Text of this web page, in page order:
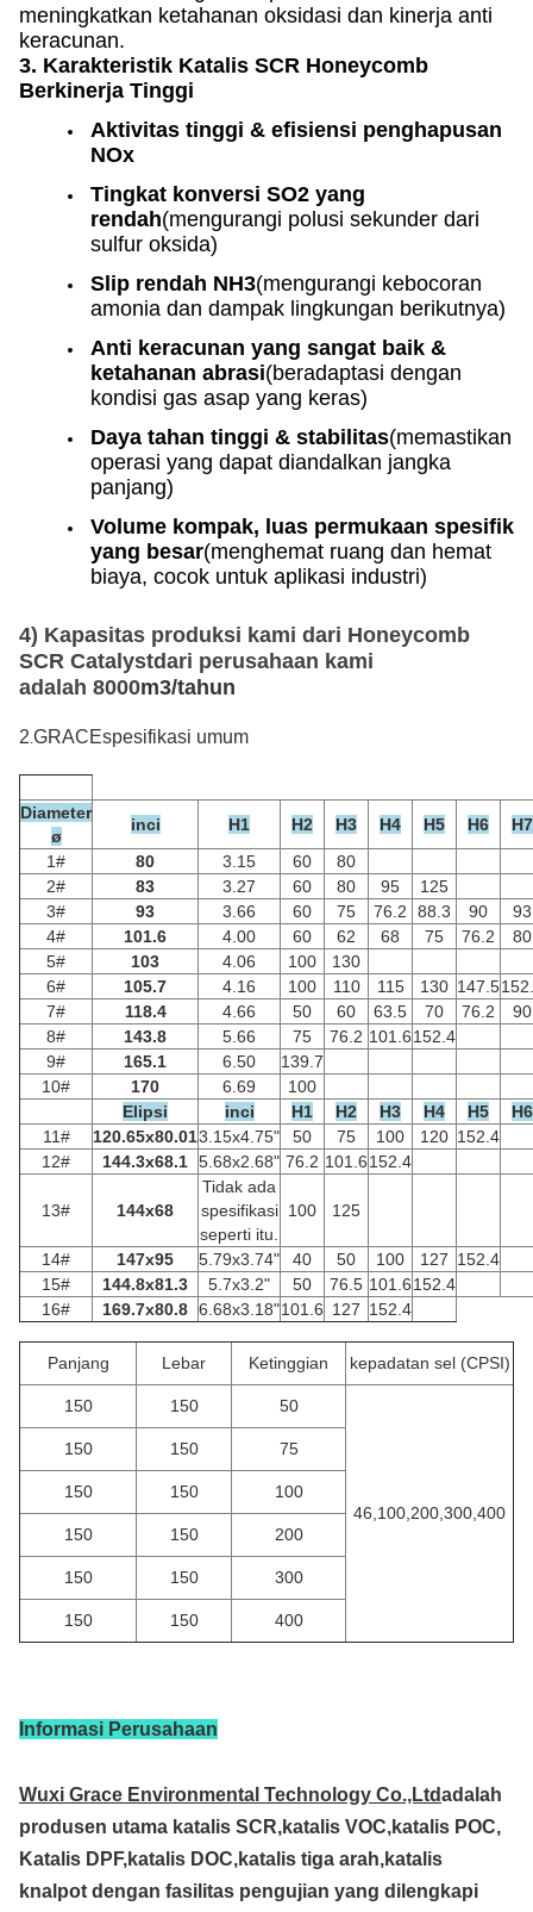
meningkatkan ketahanan oksidasi dan kinerja anti
keracunan.
3. Karakteristik Katalis SCR Honeycomb
Berkinerja Tinggi
Aktivitas tinggi & efisiensi penghapusan
NOx
Tingkat konversi SO2 yang
rendah(mengurangi polusi sekunder dari
sulfur oksida)
Slip rendah NH3(mengurangi kebocoran
amonia dan dampak lingkungan berikutnya)
Anti keracunan yang sangat baik &
ketahanan abrasi(beradaptasi dengan
kondisi gas asap yang keras)
Daya tahan tinggi & stabilitas(memastikan
operasi yang dapat diandalkan jangka
panjang)
Volume kompak, luas permukaan spesifik
yang besar(menghemat ruang dan hemat
biaya, cocok untuk aplikasi industri)
4) Kapasitas produksi kami dari Honeycomb
SCR Catalystdari perusahaan kami
adalah 8000m3/tahun
2.GRACEspesifikasi umum
Diameter
ø
inci H1 H2 H3 H4 H5 H6
H7
1#
80 3.15 60
80
2#
83 3.27 60 80 95
125
3#
93 3.66 60 75 76.2 88.3 90
93
4#
101.6 4.00 60 62 68 75 76.2
80
5#
103 4.06 100
130
6#
105.7 4.16 100 110 115 130 147.5
7#
118.4 4.66 50 60 63.5 70 76.2
90
8#
143.8 5.66 75 76.2 101.6152.4
9#
165.1 6.50
139.7
10#
170 6.69
100
Elipsi
inci H1 H2 H3 H4 H5
H6
11#
120.65x80.013.15x4.75" 50 75 100 120 152.4
12#
144.3x68.1 5.68x2.68" 76.2 101.6152.4
13# 144x68
Tidak ada
spesifikasi
seperti itu.
100 125
14# 147x95 5.79x3.74" 40 50 100 127 152.4
15#
144.8x81.3 5.7x3.2" 50 76.5 101.6152.4
16#
169.7x80.8 6.68x3.18"101.6 127 152.4
Panjang Lebar Ketinggian kepadatan sel (CPSI)
150 150 50
46,100,200,300,400
150 150 75
150 150 100
150 150 200
150 150 300
150 150 400
Informasi Perusahaan
Wuxi Grace Environmental Technology Co.,Ltdadalah
produsen utama katalis SCR,katalis VOC,katalis POC,
Katalis DPF,katalis DOC,katalis tiga arah,katalis
knalpot dengan fasilitas pengujian yang dilengkapi